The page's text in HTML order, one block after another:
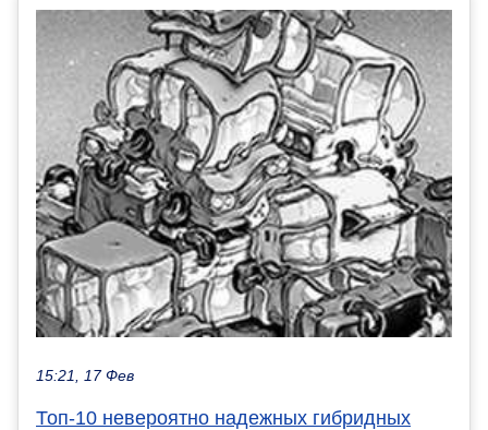
15:21, 17 Фев
Топ-10 невероятно надежных гибридных